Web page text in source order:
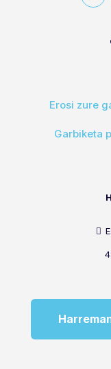
Erosi zure
Garbiketa